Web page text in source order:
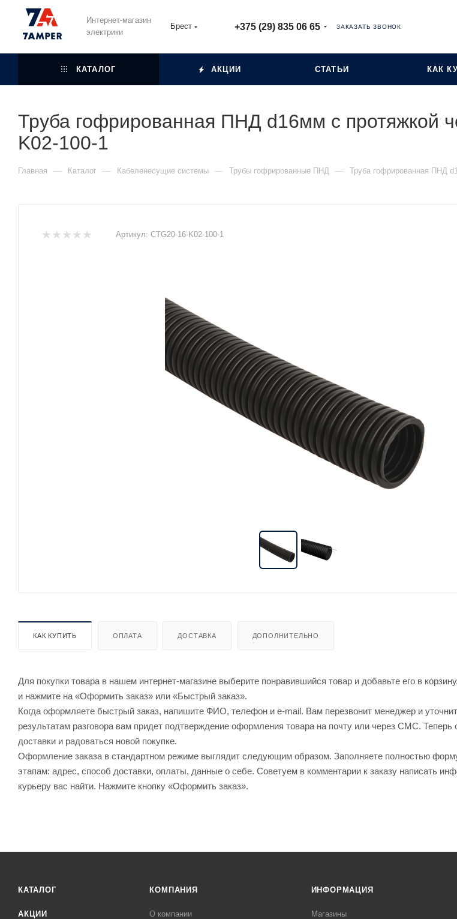
Интернет-магазин
электрики
Брест +375 (29) 835 06 65 ЗАКАЗАТЬ ЗВОНОК
КАТАЛОГ АКЦИИ СТАТЬИ КАК
Труба гофрированная ПНД d16мм с протяжкой
K02-100-1
Главная — Каталог — Кабеленесущие системы — Трубы гофрированные ПНД — Труба гофрированная ПНД
Артикул: CTG20-16-K02-100-1
КАК КУПИТЬ ОПЛАТА ДОСТАВКА ДОПОЛНИТЕЛЬНО
Для покупки товара в нашем интернет-магазине выберите понравившийся товар и добавьте его в
и нажмите на «Оформить заказ» или «Быстрый заказ».
Когда оформляете быстрый заказ, напишите ФИО, телефон и e-mail. Вам перезвонит менеджер и
результатам разговора вам придет подтверждение оформления товара на почту или через СМС. Теперь
доставки и радоваться новой покупке.
Оформление заказа в стандартном режиме выглядит следующим образом. Заполняете полностью
этапам: адрес, способ доставки, оплаты, данные о себе. Советуем в комментарии к заказу написать
курьеру вас найти. Нажмите кнопку «Оформить заказ».
КАТАЛОГ
АКЦИИ
КОМПАНИЯ
О компании
ИНФОРМАЦИЯ
Магазины